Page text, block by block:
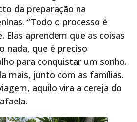
da preparação na
“Todo o processo é
aprendem que as coisas
nada, que é preciso
para conquistar um sonho.
mais, junto com as famílias.
aquilo vira a cereja do